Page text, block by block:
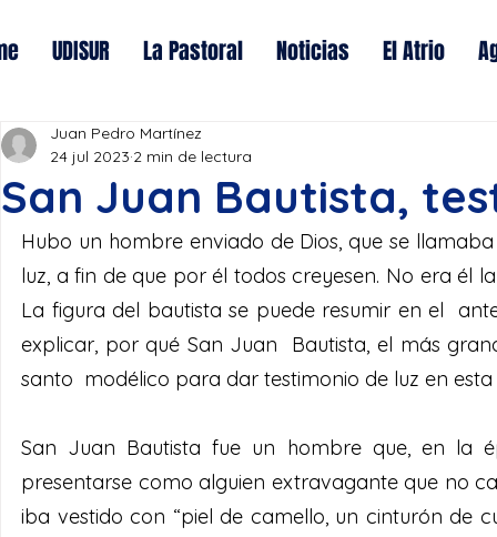
UDISUR La Pastoral Noticias El Atrio
San Juan Bautista,
Juan Pedro Martínez
24 jul 2023 2 min de lectura
Hubo un hombre enviado de Dios, que se
luz, a fin de que por él todos creyesen. No era él
La figura del bautista se puede resumir en el
explicar, por qué San Juan  Bautista, el más
santo  modélico para dar testimonio de luz en
San Juan Bautista fue un hombre que, en la
presentarse como alguien extravagante que no
iba vestido con “piel de camello, un cinturón de